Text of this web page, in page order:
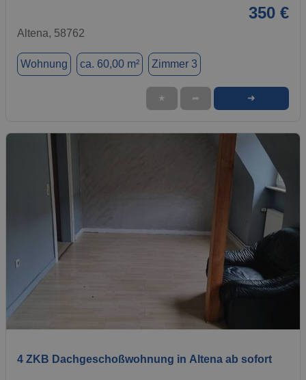
350 €
Altena, 58762
Wohnung ca. 60,00 m² Zimmer 3
★ ➦ ➜
4 ZKB Dachgeschoßwohnung in Altena ab sofort